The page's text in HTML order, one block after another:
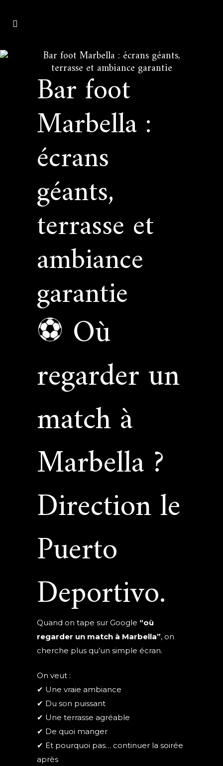
Bar foot Marbella : écrans géants,
terrasse et ambiance garantie
Bar foot
Marbella :
écrans
géants,
terrasse et
ambiance
garantie
⚽ Où
regarder un
match à
Marbella ?
Direction le
Puerto
Deportivo.
Quand on tape sur Google “où
regarder un match à Marbella”, on
cherche plus qu’un simple écran.
On veut :
✔ Une vraie ambiance
✔ Du son puissant
✔ Une terrasse agréable
✔ De quoi manger
✔ Et pourquoi pas… continuer la soirée
après